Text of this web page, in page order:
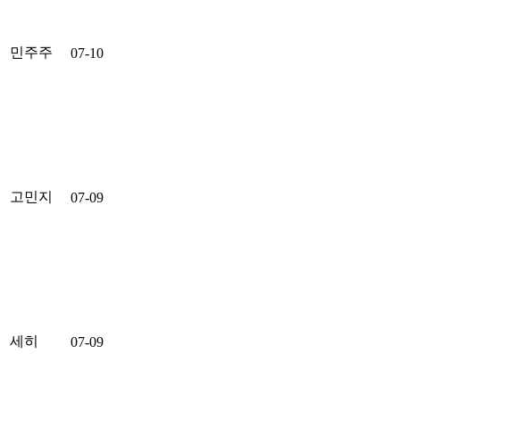
민주주 07-10
고민지 07-09
세히 07-09